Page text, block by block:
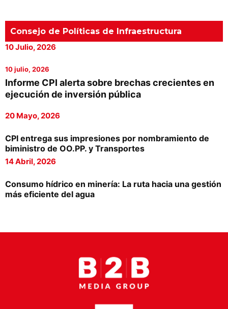
Minería Superficie
Proveedores
Canal Digital
Columnas de Opinión
Designaciones
Revistas Digital
Consejo de Políticas de Infraestructura
10 Julio, 2026
10 julio, 2026
Informe CPI alerta sobre brechas crecientes en
ejecución de inversión pública
20 Mayo, 2026
CPI entrega sus impresiones por nombramiento de
biministro de OO.PP. y Transportes
14 Abril, 2026
Consumo hídrico en minería: La ruta hacia una gestión
más eficiente del agua